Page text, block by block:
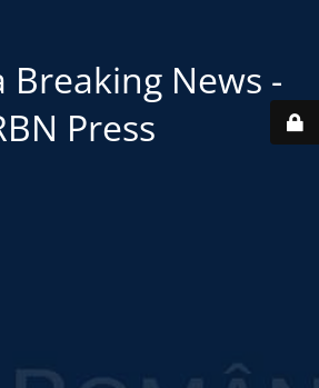
Breaking News -
Press